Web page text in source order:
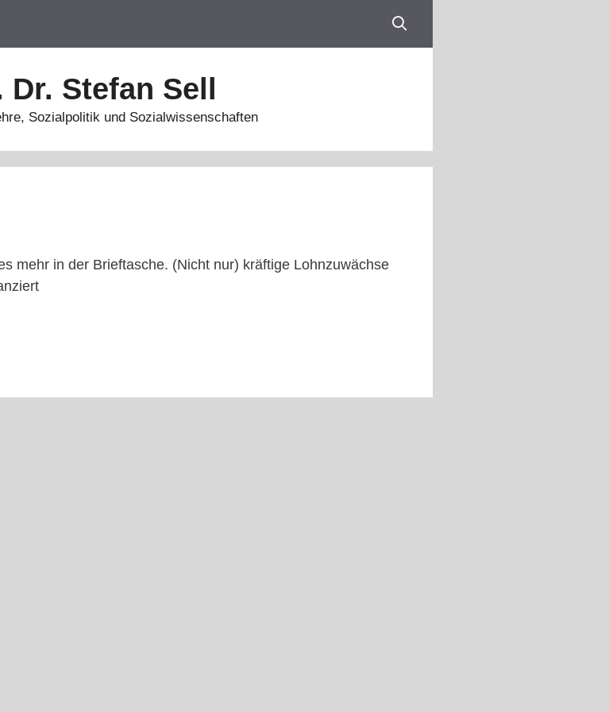
Dr. Stefan Sell
Sozialpolitik und Sozialwissenschaften
mehr in der Brieftasche. (Nicht nur) kräftige Lohnzuwächse